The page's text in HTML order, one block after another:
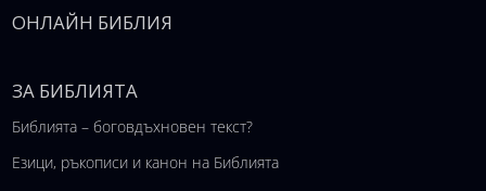
ОНЛАЙН БИБЛИЯ
ЗА БИБЛИЯТА
Библията – боговдъхновен текст?
Езици, ръкописи и канон на Библията